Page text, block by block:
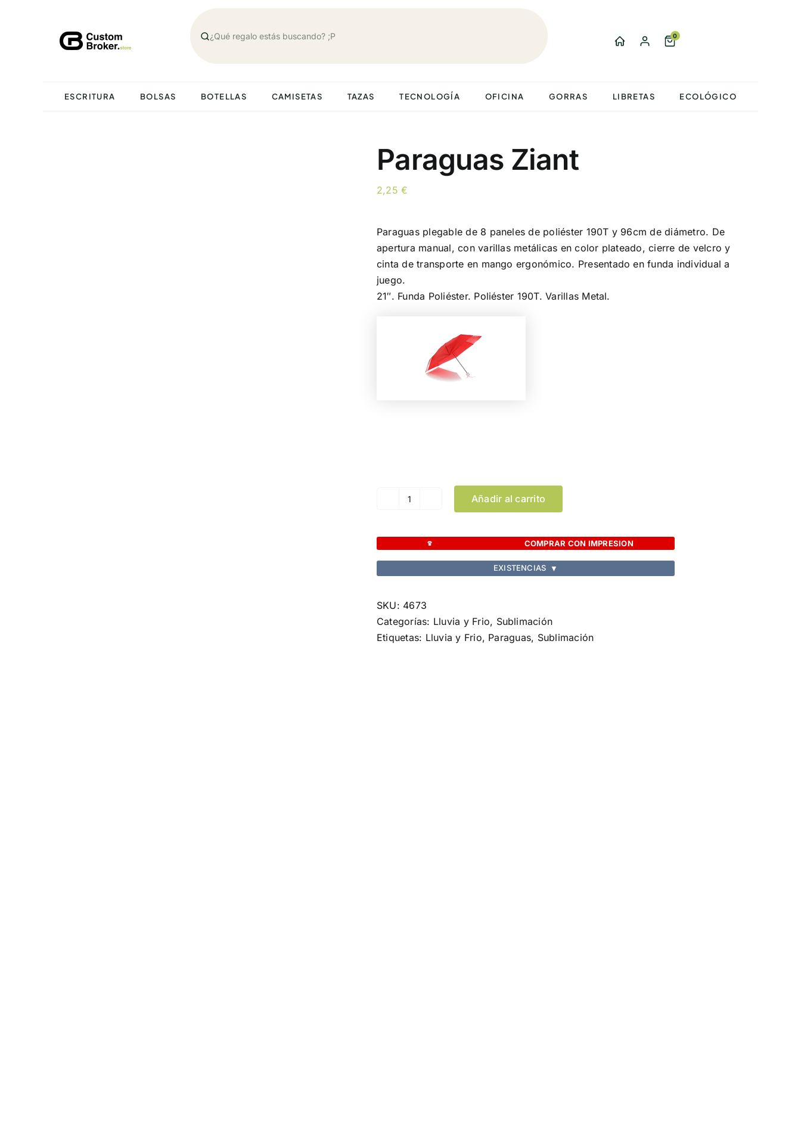
0
ESCRITURA BOLSAS BOTELLAS CAMISETAS TAZAS TECNOLOGÍA OFICINA GORRAS LIBRETAS ECOLÓGICO
Paraguas Ziant
2,25€
Paraguas plegable de 8 paneles de poliéster 190T y 96cm de diámetro. De
apertura manual, con varillas metálicas en color plateado, cierre de velcro y
cinta de transporte en mango ergonómico. Presentado en funda individual a
juego.
21″. Funda Poliéster. Poliéster 190T. Varillas Metal.
Paraguas
cantidad
Añadir al carrito
COMPRAR CON IMPRESION
EXISTENCIAS ▼
SKU: 4673
Categorías: Lluvia y Frio, Sublimación
Etiquetas: Lluvia y Frio, Paraguas, Sublimación